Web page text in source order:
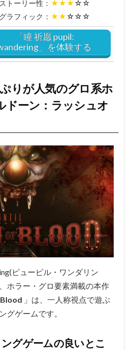
ストーリー性： ★★★☆☆
グラフィック： ★★☆☆☆
「瞳 祈愿 pupil:
」を体験する
りが人気のグロ系ホ
ドーン：ラッシュオ
ピューピル・ワンダリン
ホラー・グロ要素満載の本作
」は、一人称視点で遊ぶ
グゲームです。
グゲームの良いとこ